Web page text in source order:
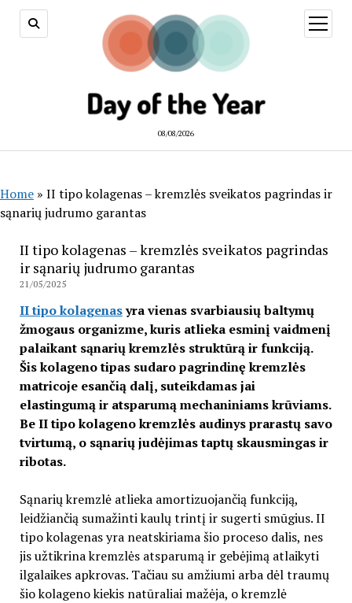
08/08/2026
open
menu
Home » II tipo kolagenas – kremzlės sveikatos pagrindas ir
sąnarių judrumo garantas
II tipo kolagenas – kremzlės sveikatos pagrindas
ir sąnarių judrumo garantas
21/05/2025
II tipo kolagenasyra vienas svarbiausių baltymų
žmogaus organizme, kuris atlieka esminį vaidmenį
palaikant sąnarių kremzlės struktūrą ir funkciją.
Šis kolageno tipas sudaro pagrindinę kremzlės
matricoje esančią dalį, suteikdamas jai
elastingumą ir atsparumą mechaniniams krūviams.
Be II tipo kolageno kremzlės audinys prarastų savo
tvirtumą, o sąnarių judėjimas taptų skausmingas ir
ribotas.
Sąnarių kremzlė atlieka amortizuojančią funkciją,
leidžiančią sumažinti kaulų trintį ir sugerti smūgius. II
tipo kolagenas yra neatskiriama šio proceso dalis, nes
jis užtikrina kremzlės atsparumą ir gebėjimą atlaikyti
ilgalaikes apkrovas. Tačiau su amžiumi arba dėl traumų
šio kolageno kiekis natūraliai mažėja, o kremzlė